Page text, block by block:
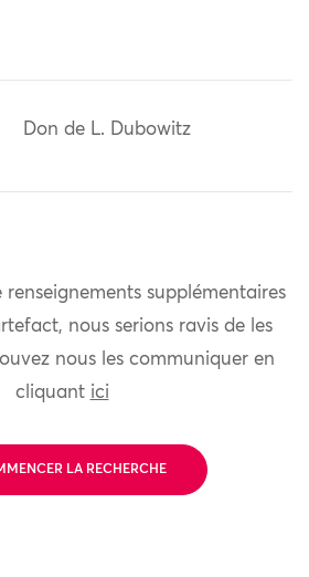
Don de L. Dubowitz
renseignements supplémentaires
nous serions ravis de les
nous les communiquer en
cliquant ici
LA RECHERCHE